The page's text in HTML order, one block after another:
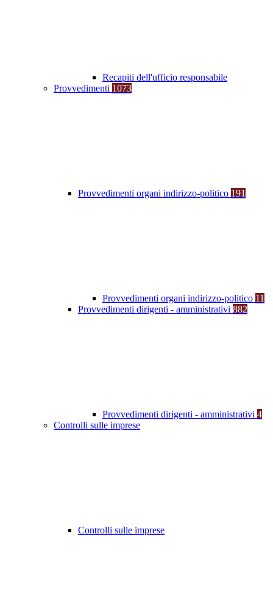
Recapiti dell'ufficio responsabile
Provvedimenti 1073
Provvedimenti organi indirizzo-politico 191
Provvedimenti organi indirizzo-politico 11
Provvedimenti dirigenti - amministrativi 882
Provvedimenti dirigenti - amministrativi 4
Controlli sulle imprese
Controlli sulle imprese